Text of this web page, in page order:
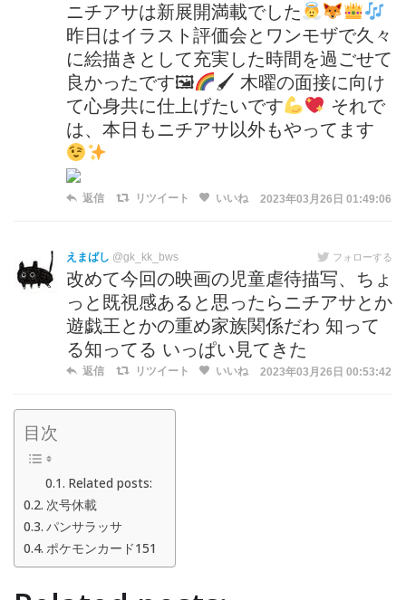
ニチアサは新展開満載でした
昨日はイラスト評価会とワンモザで久々
に絵描きとして充実した時間を過ごせて
良かったです🖼
🖌 木曜の面接に向け
て心身共に仕上げたいです
それで
は、本日もニチアサ以外もやってます
返信 リツイート いいね 2023年03月26日 01:49:06
えまばし @gk_kk_bws フォローする
改めて今回の映画の児童虐待描写、ちょ
っと既視感あると思ったらニチアサとか
遊戯王とかの重め家族関係だわ 知って
る知ってる いっぱい見てきた
返信 リツイート いいね 2023年03月26日 00:53:42
目次
Related posts:
次号休載
パンサラッサ
ポケモンカード151